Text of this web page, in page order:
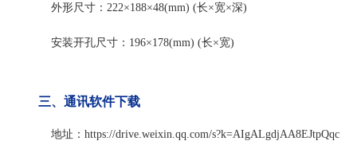
外形尺寸：222×188×48(mm) (长×宽×深)
安装开孔尺寸：196×178(mm) (长×宽)
三、通讯软件下载
地址： https://drive.weixin.qq.com/s?k=AIgALgdjAA8EJtpQqc